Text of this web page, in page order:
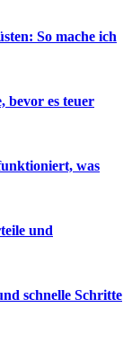
So mache ich
bevor es teuer
was
und
schnelle Schritte